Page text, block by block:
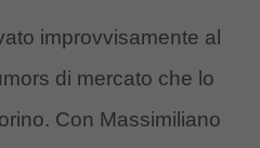
improvvisamente al
di mercato che lo
Con Massimiliano